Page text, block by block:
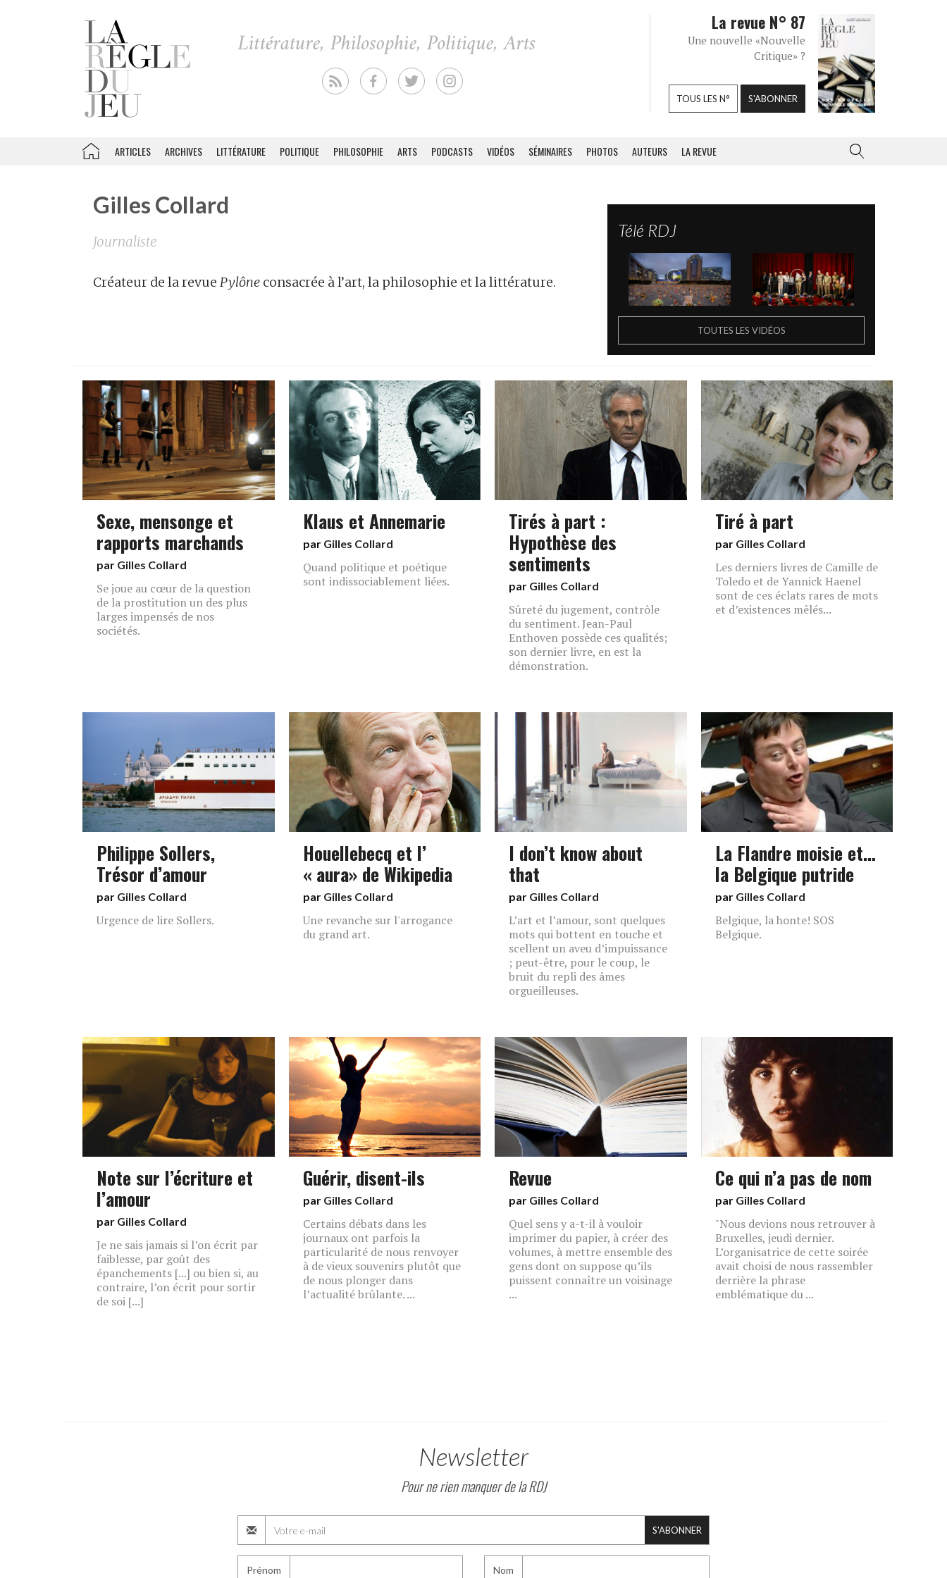
La revue N° 87
Une nouvelle «Nouvelle
Critique» ?
TOUS LES N° S'ABONNER
ARTICLES ARCHIVES LITTÉRATURE POLITIQUE PHILOSOPHIE ARTS PODCASTS VIDÉOS SÉMINAIRES PHOTOS AUTEURS LA REVUE
Gilles Collard
Journaliste
Créateur de la revue Pylône consacrée à l’art, la philosophie et la littérature.
Télé RDJ
TOUTES LES VIDÉOS
Sexe, mensonge et
rapports marchands
par Gilles Collard
Se joue au cœur de la question
de la prostitution un des plus
larges impensés de nos
sociétés.
Klaus et Annemarie
par Gilles Collard
Quand politique et poétique
sont indissociablement liées.
Tirés à part :
Hypothèse des
sentiments
par Gilles Collard
Sûreté du jugement, contrôle
du sentiment. Jean-Paul
Enthoven possède ces qualités;
son dernier livre, en est la
démonstration.
Tiré à part
par Gilles Collard
Les derniers livres de Camille de
Toledo et de Yannick Haenel
sont de ces éclats rares de mots
et d’existences mêlés...
Philippe Sollers,
Trésor d’amour
par Gilles Collard
Urgence de lire Sollers.
Houellebecq et l’
« aura» de Wikipedia
par Gilles Collard
Une revanche sur l'arrogance
du grand art.
I don’t know about
that
par Gilles Collard
L’art et l’amour, sont quelques
mots qui bottent en touche et
scellent un aveu d’impuissance
; peut-être, pour le coup, le
bruit du repli des âmes
orgueilleuses.
La Flandre moisie et…
la Belgique putride
par Gilles Collard
Belgique, la honte! SOS
Belgique.
Note sur l’écriture et
l’amour
par Gilles Collard
Je ne sais jamais si l’on écrit par
faiblesse, par goût des
épanchements [...] ou bien si, au
contraire, l’on écrit pour sortir
de soi [...]
Guérir, disent-ils
par Gilles Collard
Certains débats dans les
journaux ont parfois la
particularité de nous renvoyer
à de vieux souvenirs plutôt que
de nous plonger dans
l’actualité brûlante. ...
Revue
par Gilles Collard
Quel sens y a-t-il à vouloir
imprimer du papier, à créer des
volumes, à mettre ensemble des
gens dont on suppose qu’ils
puissent connaître un voisinage
...
Ce qui n’a pas de nom
par Gilles Collard
"Nous devions nous retrouver à
Bruxelles, jeudi dernier.
L’organisatrice de cette soirée
avait choisi de nous rassembler
derrière la phrase
emblématique du ...
Newsletter
Pour ne rien manquer de la RDJ
S'ABONNER
Prénom Nom